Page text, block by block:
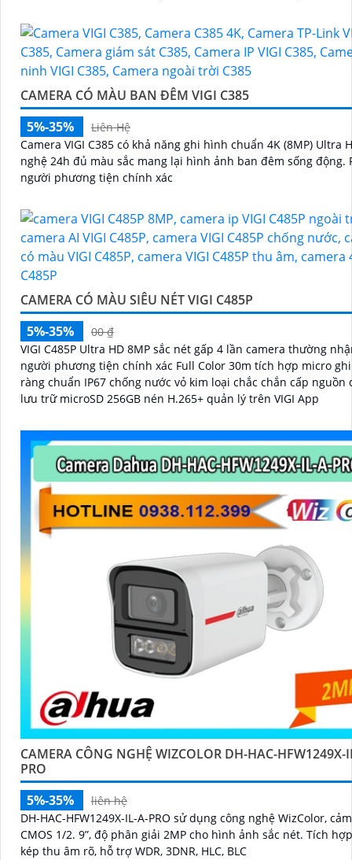
CAMERA CÓ MÀU BAN ĐÊM VIGI C385
5%-35%
Liên Hệ
Camera VIGI C385 có khả năng ghi hình chuẩn 4K (8MP) Ultra HD.
nghệ 24h đủ màu sắc mang lại hình ảnh ban đêm sống động. Phân loại
người phương tiện chính xác
CAMERA CÓ MÀU SIÊU NÉT VIGI C485P
5%-35%
00 ₫
VIGI C485P Ultra HD 8MP sắc nét gấp 4 lần camera thường
người phương tiện chính xác Full Color 30m tích hợp micro
ràng chuẩn IP67 chống nước vỏ kim loại chắc chắn cấp nguồn
lưu trữ microSD 256GB nén H.265+ quản lý trên VIGI App
CAMERA CÔNG NGHỆ WIZCOLOR DH-HAC-HFW1249X-
PRO
5%-35%
liên hệ
DH-HAC-HFW1249X-IL-A-PRO sử dụng công nghệ WizColor,
CMOS 1/2. 9”, độ phân giải 2MP cho hình ảnh sắc nét. Tích hợp micro
kép thu âm rõ, hỗ trợ WDR, 3DNR, HLC, BLC